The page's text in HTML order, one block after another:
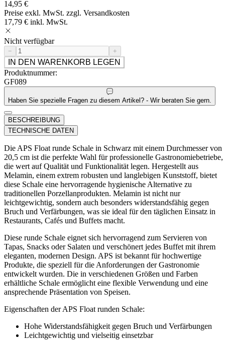
14,95 €
Preise exkl. MwSt. zzgl. Versandkosten
17,79 € inkl. MwSt.
Nicht verfügbar
− +
IN DEN WARENKORB LEGEN
Produktnummer:
GF089
Haben Sie spezielle Fragen zu diesem Artikel? - Wir beraten Sie gern.
BESCHREIBUNG
TECHNISCHE DATEN
Die APS Float runde Schale in Schwarz mit einem Durchmesser von
20,5 cm ist die perfekte Wahl für professionelle Gastronomiebetriebe,
die wert auf Qualität und Funktionalität legen. Hergestellt aus
Melamin, einem extrem robusten und langlebigen Kunststoff, bietet
diese Schale eine hervorragende hygienische Alternative zu
traditionellen Porzellanprodukten. Melamin ist nicht nur
leichtgewichtig, sondern auch besonders widerstandsfähig gegen
Bruch und Verfärbungen, was sie ideal für den täglichen Einsatz in
Restaurants, Cafés und Buffets macht.
Diese runde Schale eignet sich hervorragend zum Servieren von
Tapas, Snacks oder Salaten und verschönert jedes Buffet mit ihrem
eleganten, modernen Design. APS ist bekannt für hochwertige
Produkte, die speziell für die Anforderungen der Gastronomie
entwickelt wurden. Die in verschiedenen Größen und Farben
erhältliche Schale ermöglicht eine flexible Verwendung und eine
ansprechende Präsentation von Speisen.
Eigenschaften der APS Float runden Schale:
Hohe Widerstandsfähigkeit gegen Bruch und Verfärbungen
Leichtgewichtig und vielseitig einsetzbar